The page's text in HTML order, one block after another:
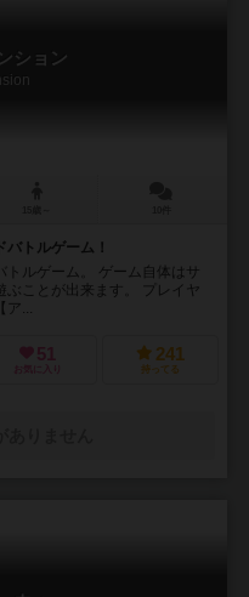
ション
トルゲーム！
トルゲーム。 ゲーム自体はサ
ことが出来ます。 プレイヤ
ア...
51
お気に入り
241
持ってる